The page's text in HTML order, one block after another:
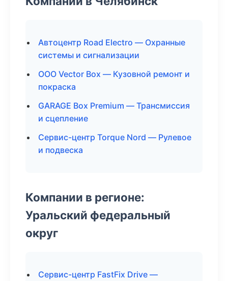
Автоцентр Road Electro — Охранные
системы и сигнализации
ООО Vector Box — Кузовной ремонт и
покраска
GARAGE Box Premium — Трансмиссия
и сцепление
Сервис-центр Torque Nord — Рулевое
и подвеска
Компании в регионе:
Уральский федеральный
округ
Сервис-центр FastFix Drive —